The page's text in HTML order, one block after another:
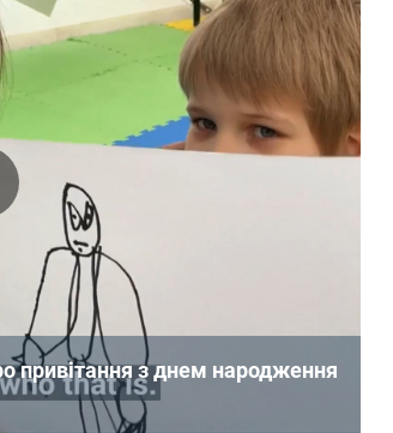
привітання з днем народження